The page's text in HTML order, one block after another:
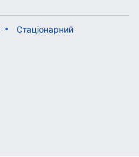
Стаціонарний